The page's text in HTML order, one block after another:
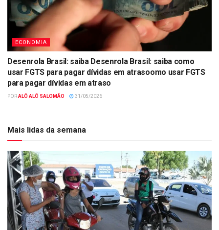
ECONOMIA
Desenrola Brasil: saiba Desenrola Brasil: saiba como
usar FGTS para pagar dívidas em atrasoomo usar FGTS
para pagar dívidas em atraso
PORALÔ ALÔ SALOMÃO 31/05/2026
Mais lidas da semana